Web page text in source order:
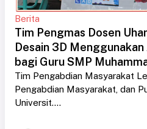
Berita
Tim Pengmas Dosen
Desain 3D
bagi Guru SMP
Tim Pengabdian Masyarakat
Pengabdian Masyarakat, dan
Universit....